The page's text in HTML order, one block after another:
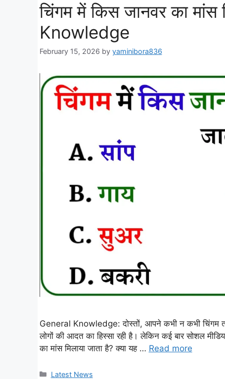
चिंगम में किस जानवर का मांस
Knowledge
February 15, 2026 by yaminibora836
General Knowledge: दोस्तों, आपने कभी न कभी चिंगम
लोगों की आदत का हिस्सा रही है। लेकिन कई बार सोशल
का मांस मिलाया जाता है? क्या यह … Read more
Categories
Latest News